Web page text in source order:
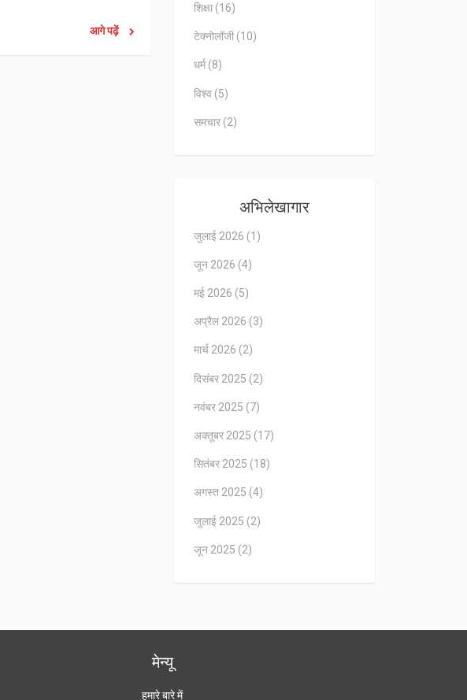
आगे पढ़ें
शिक्षा (16)
टेक्नोलॉजी (10)
धर्म (8)
विश्व (5)
समचार (2)
अभिलेखागार
जुलाई 2026 (1)
जून 2026 (4)
मई 2026 (5)
अप्रैल 2026 (3)
मार्च 2026 (2)
दिसंबर 2025 (2)
नवंबर 2025 (7)
अक्तूबर 2025 (17)
सितंबर 2025 (18)
अगस्त 2025 (4)
जुलाई 2025 (2)
जून 2025 (2)
मेन्यू
हमारे बारे में